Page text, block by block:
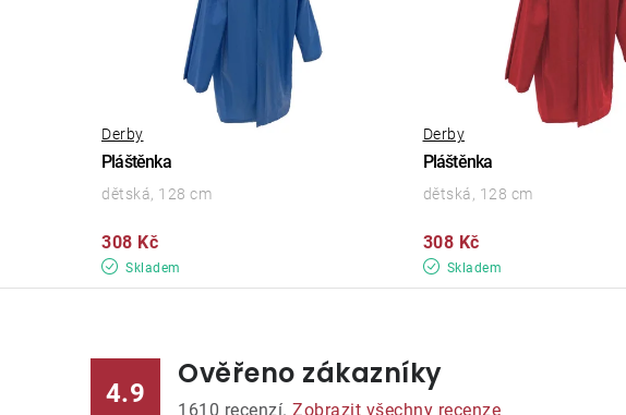
Pláštěnka
Derby
Skladem
308 Kč
dětská, 128 cm
Pláštěnka
Derby
Skladem
308 Kč
dětská, 128 cm
4.9
Ověřeno zákazníky
1610 recenzí. Zobrazit všechny recenze